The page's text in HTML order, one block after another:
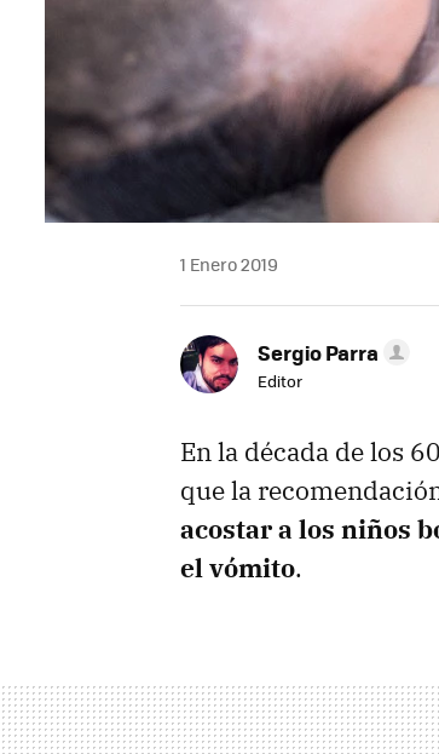
1 Enero 2019
Sergio Parra
Editor
En la década de los
que la
acostar a los niños
el vómito.